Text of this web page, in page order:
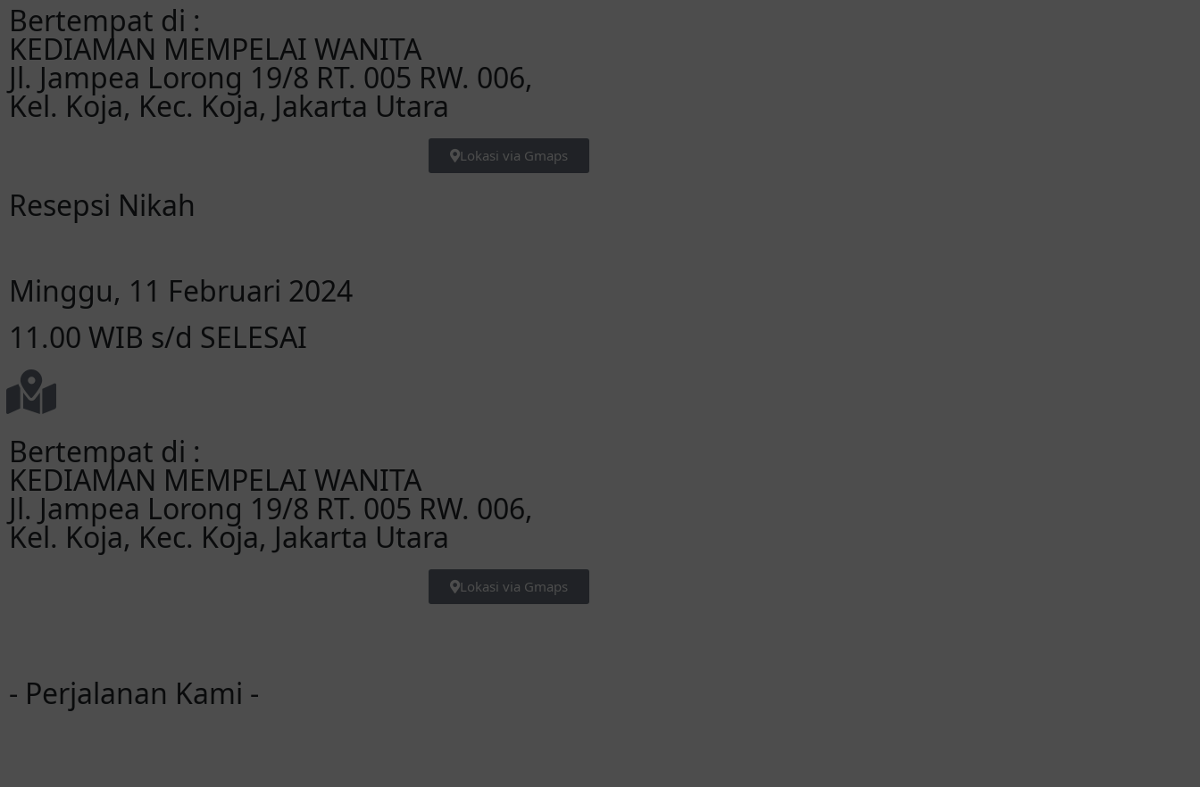
Bertempat di :
KEDIAMAN MEMPELAI WANITA
Jl. Jampea Lorong 19/8 RT. 005 RW. 006,
Kel. Koja, Kec. Koja, Jakarta Utara
Lokasi via Gmaps
Resepsi Nikah
Minggu, 11 Februari 2024
11.00 WIB s/d SELESAI
Bertempat di :
KEDIAMAN MEMPELAI WANITA
Jl. Jampea Lorong 19/8 RT. 005 RW. 006,
Kel. Koja, Kec. Koja, Jakarta Utara
Lokasi via Gmaps
- Perjalanan Kami -